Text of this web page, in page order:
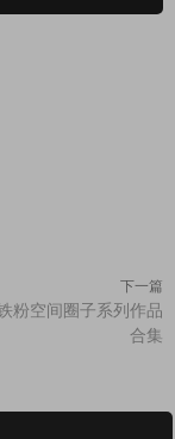
下一篇
粉空间圈子系列作品
合集